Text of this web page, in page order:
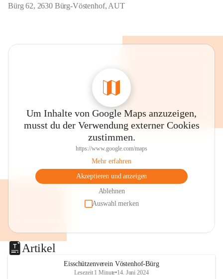
Bürg 62, 2630 Bürg-Vöstenhof, AUT
Um Inhalte von Google Maps anzuzeigen,
musst du der Verwendung externer Cookies
zustimmen.
https://www.google.com/maps
Mehr erfahren
Akzeptieren und anzeigen
Ablehnen
Auswahl merken
Artikel
Eisschützenverein Vöstenhof-Bürg
Lesezeit 1 Minute•14. Juni 2024